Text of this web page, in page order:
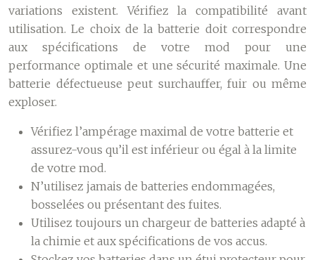
variations existent. Vérifiez la compatibilité avant
utilisation. Le choix de la batterie doit correspondre
aux spécifications de votre mod pour une
performance optimale et une sécurité maximale. Une
batterie défectueuse peut surchauffer, fuir ou même
exploser.
Vérifiez l’ampérage maximal de votre batterie et
assurez-vous qu’il est inférieur ou égal à la limite
de votre mod.
N’utilisez jamais de batteries endommagées,
bosselées ou présentant des fuites.
Utilisez toujours un chargeur de batteries adapté à
la chimie et aux spécifications de vos accus.